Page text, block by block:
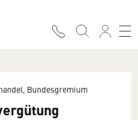
Bundesgremium